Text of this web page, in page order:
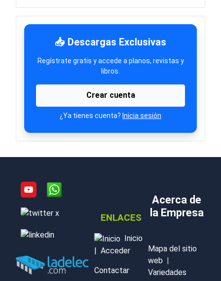
📥 Descargas Exclusivas
Regístrate gratis y accede a planos, revistas y
libros.
Crear cuenta
¿Ya tienes cuenta? Inicia sesión
ENLACES
Inicio
|Acceder
Contactar
Acerca de
la Empresa
Mapa del sitio
web |
Variedades